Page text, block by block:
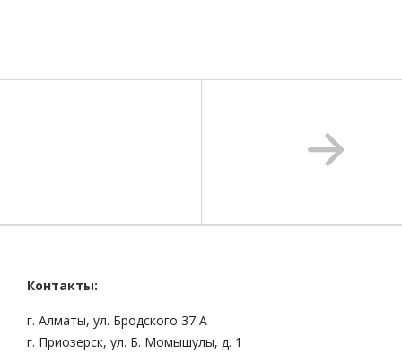
Контакты:
г. Алматы, ул. Бродского 37 А
г. Приозерск, ул. Б. Момышулы, д. 1